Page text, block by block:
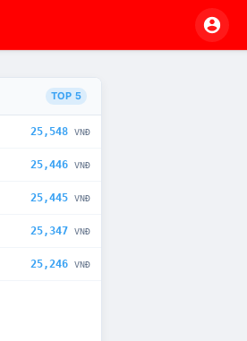
TOP 5
25,548 VNĐ
25,446 VNĐ
25,445 VNĐ
25,347 VNĐ
25,246 VNĐ